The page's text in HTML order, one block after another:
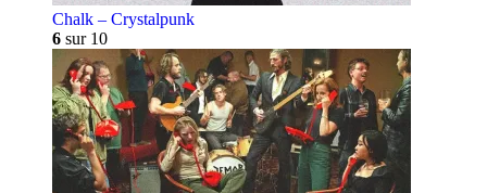
Chalk – Crystalpunk
6 sur 10